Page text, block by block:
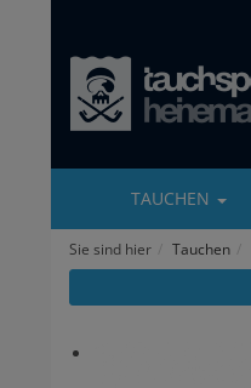
TAUCHEN
Sie sind hier Tauchen